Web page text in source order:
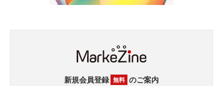
新規会員登録 無料 のご案内